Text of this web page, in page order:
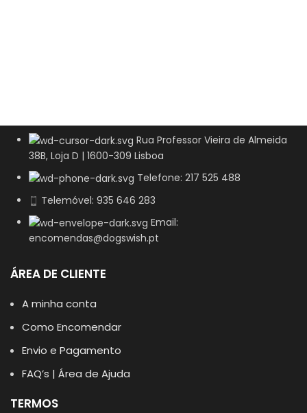
Rua Professor Vieira de Almeida
38B, Loja D | 1600-309 Lisboa
Telefone: 217 525 488
Telemóvel: 935 646 283
Email:
encomendas@dogswish.pt
ÁREA DE CLIENTE
A minha conta
Como Encomendar
Envio e Pagamento
FAQ’s | Área de Ajuda
TERMOS